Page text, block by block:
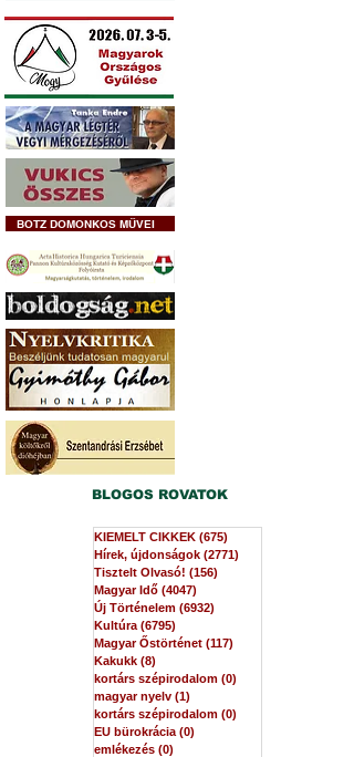
BOTZ DOMONKOS MŰVEI
BLOGOS ROVATOK
KIEMELT CIKKEK (675)
Hírek, újdonságok (2771)
Tisztelt Olvasó! (156)
Magyar Idő (4047)
Új Történelem (6932)
Kultúra (6795)
Magyar Őstörténet (117)
Kakukk (8)
kortárs szépirodalom (0)
magyar nyelv (1)
kortárs szépirodalom (0)
EU bürokrácia (0)
emlékezés (0)